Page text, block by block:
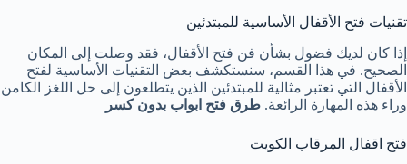
تقنيات فتح الأقفال الأساسية للمبتدئين
إذا كان لديك فضول بشأن فن فتح الأقفال، فقد وصلت إلى المكان
الصحيح. في هذا القسم، سنستكشف بعض التقنيات الأساسية لفتح
الأقفال التي تعتبر مثالية للمبتدئين الذين يتطلعون إلى حل اللغز الكامن
وراء هذه المهارة الرائعة. طرق فتح ابواب بدون كسر
فتح اقفال المرقاب الكويت